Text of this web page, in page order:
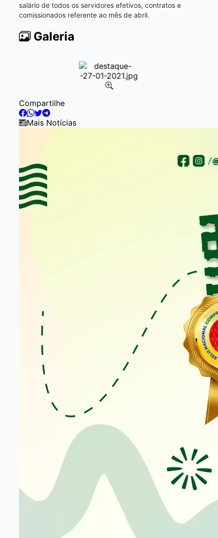
salário de todos os servidores efetivos, contratos e
comissionados referente ao mês de abril.
Galeria
Item
1
of
Compartilhe
Mais Notícias